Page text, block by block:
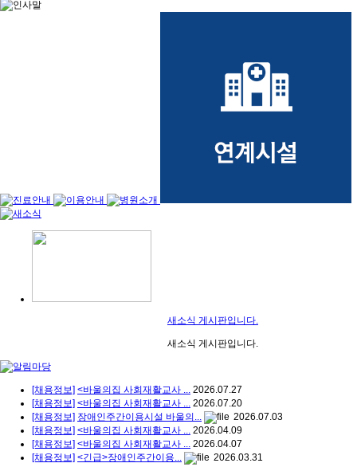
새소식 게시판입니다.
새소식 게시판입니다.
[채용정보] <바울의집 사회재활교사 ... 2026.07.27
[채용정보] <바울의집 사회재활교사 ... 2026.07.20
[채용정보] 장애인주간이용시설 바울의...
2026.07.03
[채용정보] <바울의집 사회재활교사 ... 2026.04.09
[채용정보] <바울의집 사회재활교사 ... 2026.04.07
[채용정보] <긴급>장애인주간이용... 2026.03.31